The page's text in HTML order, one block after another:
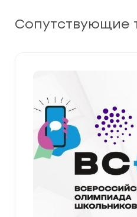
Сопутствующие